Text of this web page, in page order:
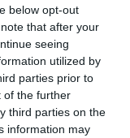
below opt-out
that after your
seeing
utilized by
parties prior to
of the further
third parties on the
information may